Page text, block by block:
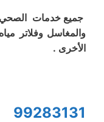
جميع خدمات الصحي
والمغاسل وفلاتر
الأخرى .
99283131